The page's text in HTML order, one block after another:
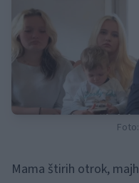
Mama štirih otrok,